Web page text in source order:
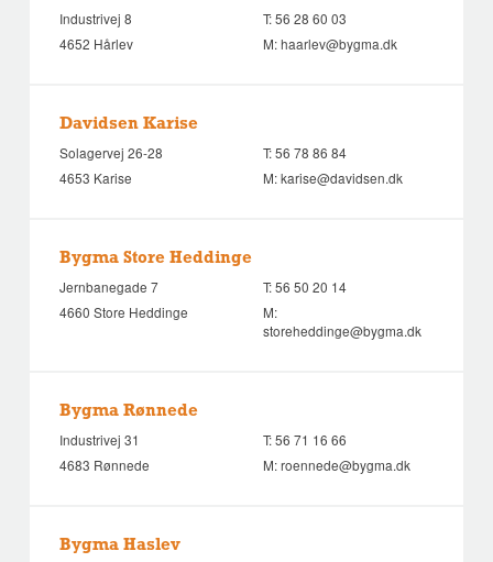
Industrivej 8
4652 Hårlev
T:56 28 60 03
M:haarlev@bygma.dk
Davidsen Karise
Solagervej 26-28
4653 Karise
T:56 78 86 84
M:karise@davidsen.dk
Bygma Store Heddinge
Jernbanegade 7
4660 Store Heddinge
T:56 50 20 14
M:
storeheddinge@bygma.dk
Bygma Rønnede
Industrivej 31
4683 Rønnede
T:56 71 16 66
M:roennede@bygma.dk
Bygma Haslev